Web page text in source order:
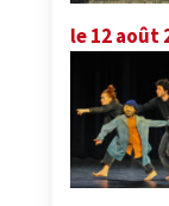
le 12 août